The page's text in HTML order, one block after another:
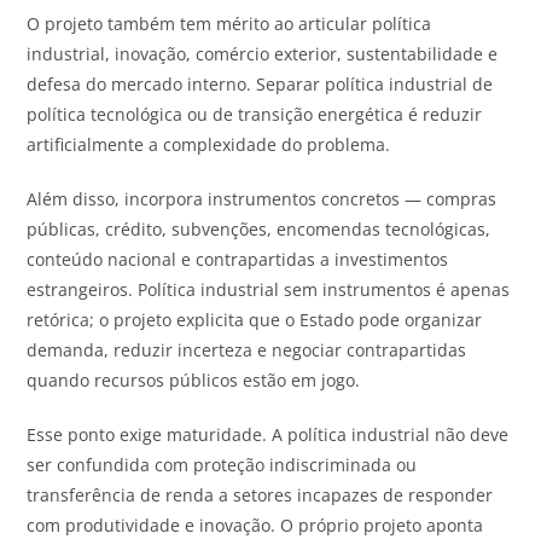
O projeto também tem mérito ao articular política
industrial, inovação, comércio exterior, sustentabilidade e
defesa do mercado interno. Separar política industrial de
política tecnológica ou de transição energética é reduzir
artificialmente a complexidade do problema.
Além disso, incorpora instrumentos concretos — compras
públicas, crédito, subvenções, encomendas tecnológicas,
conteúdo nacional e contrapartidas a investimentos
estrangeiros. Política industrial sem instrumentos é apenas
retórica; o projeto explicita que o Estado pode organizar
demanda, reduzir incerteza e negociar contrapartidas
quando recursos públicos estão em jogo.
Esse ponto exige maturidade. A política industrial não deve
ser confundida com proteção indiscriminada ou
transferência de renda a setores incapazes de responder
com produtividade e inovação. O próprio projeto aponta